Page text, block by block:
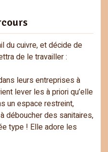
du cuivre, et décide de
de le travailler :
leurs entreprises à
lever les à priori qu’elle
un espace restreint,
déboucher des sanitaires,
type ! Elle adore les